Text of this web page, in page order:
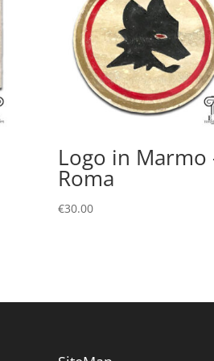
Logo in Marmo
Roma
€30.00